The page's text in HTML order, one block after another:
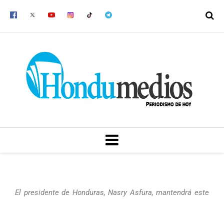
MENU
El presidente de Honduras, Nasry Asfura, mantendrá este